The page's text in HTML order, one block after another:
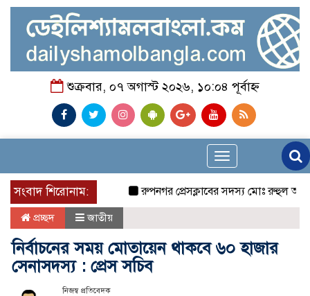
শুক্রবার, ০৭ অগাস্ট ২০২৬, ১০:০৪ পূর্বাহ্ন
Toggle
navigation
সংবাদ শিরোনাম:
রুপনগর প্রেসক্লাবের সদস্য মোঃ রুহুল আমিন
প্রচ্ছদ জাতীয়
নির্বাচনের সময় মোতায়েন থাকবে ৬০ হাজার
সেনাসদস্য : প্রেস সচিব
নিজস্ব প্রতিবেদক